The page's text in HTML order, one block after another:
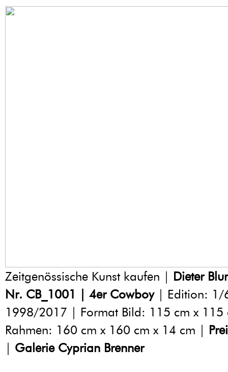
Zeitgenössische Kunst kaufen | Dieter
Nr. CB_1001 | 4er Cowboy| Edition: 1/
1998/2017 | Format Bild: 115 cm x 115
Rahmen: 160 cm x 160 cm x 14 cm |
| Galerie Cyprian Brenner